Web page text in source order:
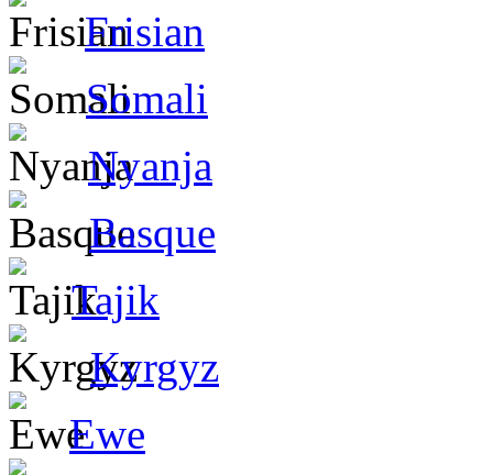
Frisian
Somali
Nyanja
Basque
Tajik
Kyrgyz
Ewe